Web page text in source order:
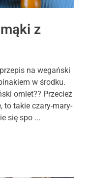
z
na wegański
w środku.
omlet?? Przecież
to takie czary-mary-
się spo ...